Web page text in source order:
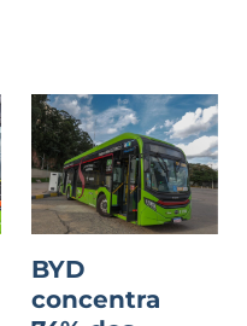
BYD
concentra